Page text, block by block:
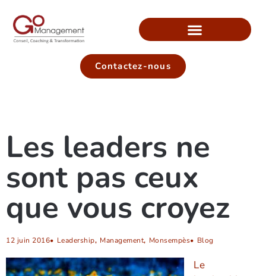
Contactez-nous
Les leaders ne
sont pas ceux
que vous croyez
12 juin 2016• Leadership, Management, Monsempès• Blog
Le